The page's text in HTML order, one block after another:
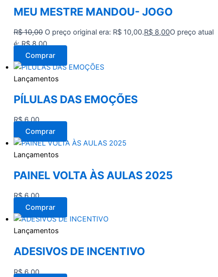
MEU MESTRE MANDOU- JOGO
R$10,00 O preço original era: R$ 10,00.R$ 8,00O preço atual
é: R$ 8,00.
Comprar
Lançamentos
PÍLULAS DAS EMOÇÕES
R$6,00
Comprar
Lançamentos
PAINEL VOLTA ÀS AULAS 2025
R$6,00
Comprar
Lançamentos
ADESIVOS DE INCENTIVO
R$6,00